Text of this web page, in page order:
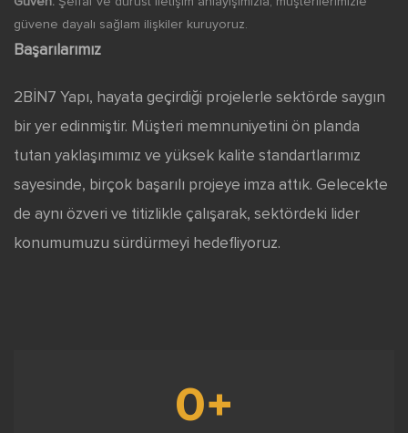
güvene dayalı sağlam ilişkiler kuruyoruz.
Başarılarımız
2BİN7 Yapı, hayata geçirdiği projelerle sektörde saygın
bir yer edinmiştir. Müşteri memnuniyetini ön planda
tutan yaklaşımımız ve yüksek kalite standartlarımız
sayesinde, birçok başarılı projeye imza attık. Gelecekte
de aynı özveri ve titizlikle çalışarak, sektördeki lider
konumumuzu sürdürmeyi hedefliyoruz.
0+